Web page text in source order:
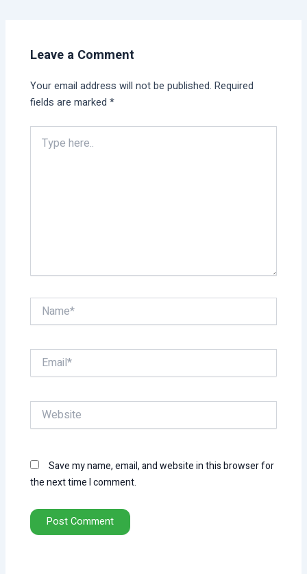
Leave a Comment
Your email address will not be published. Required
fields are marked*
here..
Name*
Email*
Website
Save my name, email, and website in this browser for
the next time I comment.